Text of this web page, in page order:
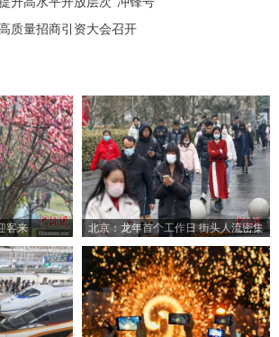
质量招商引资大会召开
客来 北京：龙年首个工作日 街头人流密集